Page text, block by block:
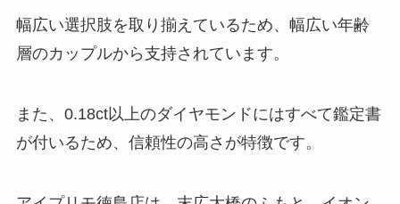
幅広い選択肢を取り揃えているため、幅広い年齢
層のカップルから支持されています。
また、0.18ct以上のダイヤモンドにはすべて鑑定書
が付いるため、信頼性の高さが特徴です。